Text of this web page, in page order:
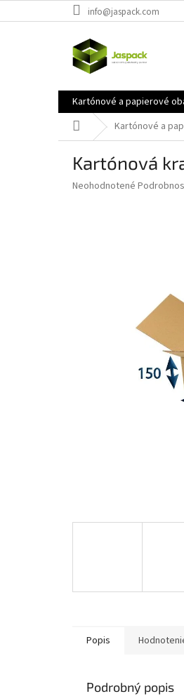
na
info@jaspack.com
Kartónové a papierové
DomovKartónové a
Kartónová
Priemerné
Neohodnotené
Popis
Podrobný popis